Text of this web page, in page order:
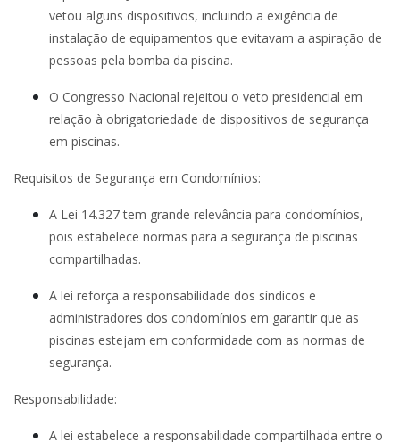
vetou alguns dispositivos, incluindo a exigência de
instalação de equipamentos que evitavam a aspiração de
pessoas pela bomba da piscina.
O Congresso Nacional rejeitou o veto presidencial em
relação à obrigatoriedade de dispositivos de segurança
em piscinas.
Requisitos de Segurança em Condomínios:
A Lei 14.327 tem grande relevância para condomínios,
pois estabelece normas para a segurança de piscinas
compartilhadas.
A lei reforça a responsabilidade dos síndicos e
administradores dos condomínios em garantir que as
piscinas estejam em conformidade com as normas de
segurança.
Responsabilidade:
A lei estabelece a responsabilidade compartilhada entre o